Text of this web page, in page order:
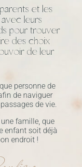
et les
leurs
pour trouver
des choix
de leur
personne de
de naviguer
de vie.
famille, que
enfant soit déjà
endroit !